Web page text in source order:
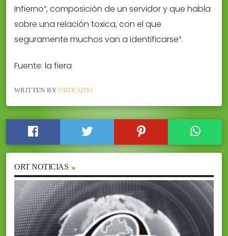
Infierno”, composición de un servidor y que habla
sobre una relación toxica, con el que
seguramente muchos van a identificarse”.
Fuente: la fiera
WRITTEN BYORTRADIO
ORT NOTICIAS